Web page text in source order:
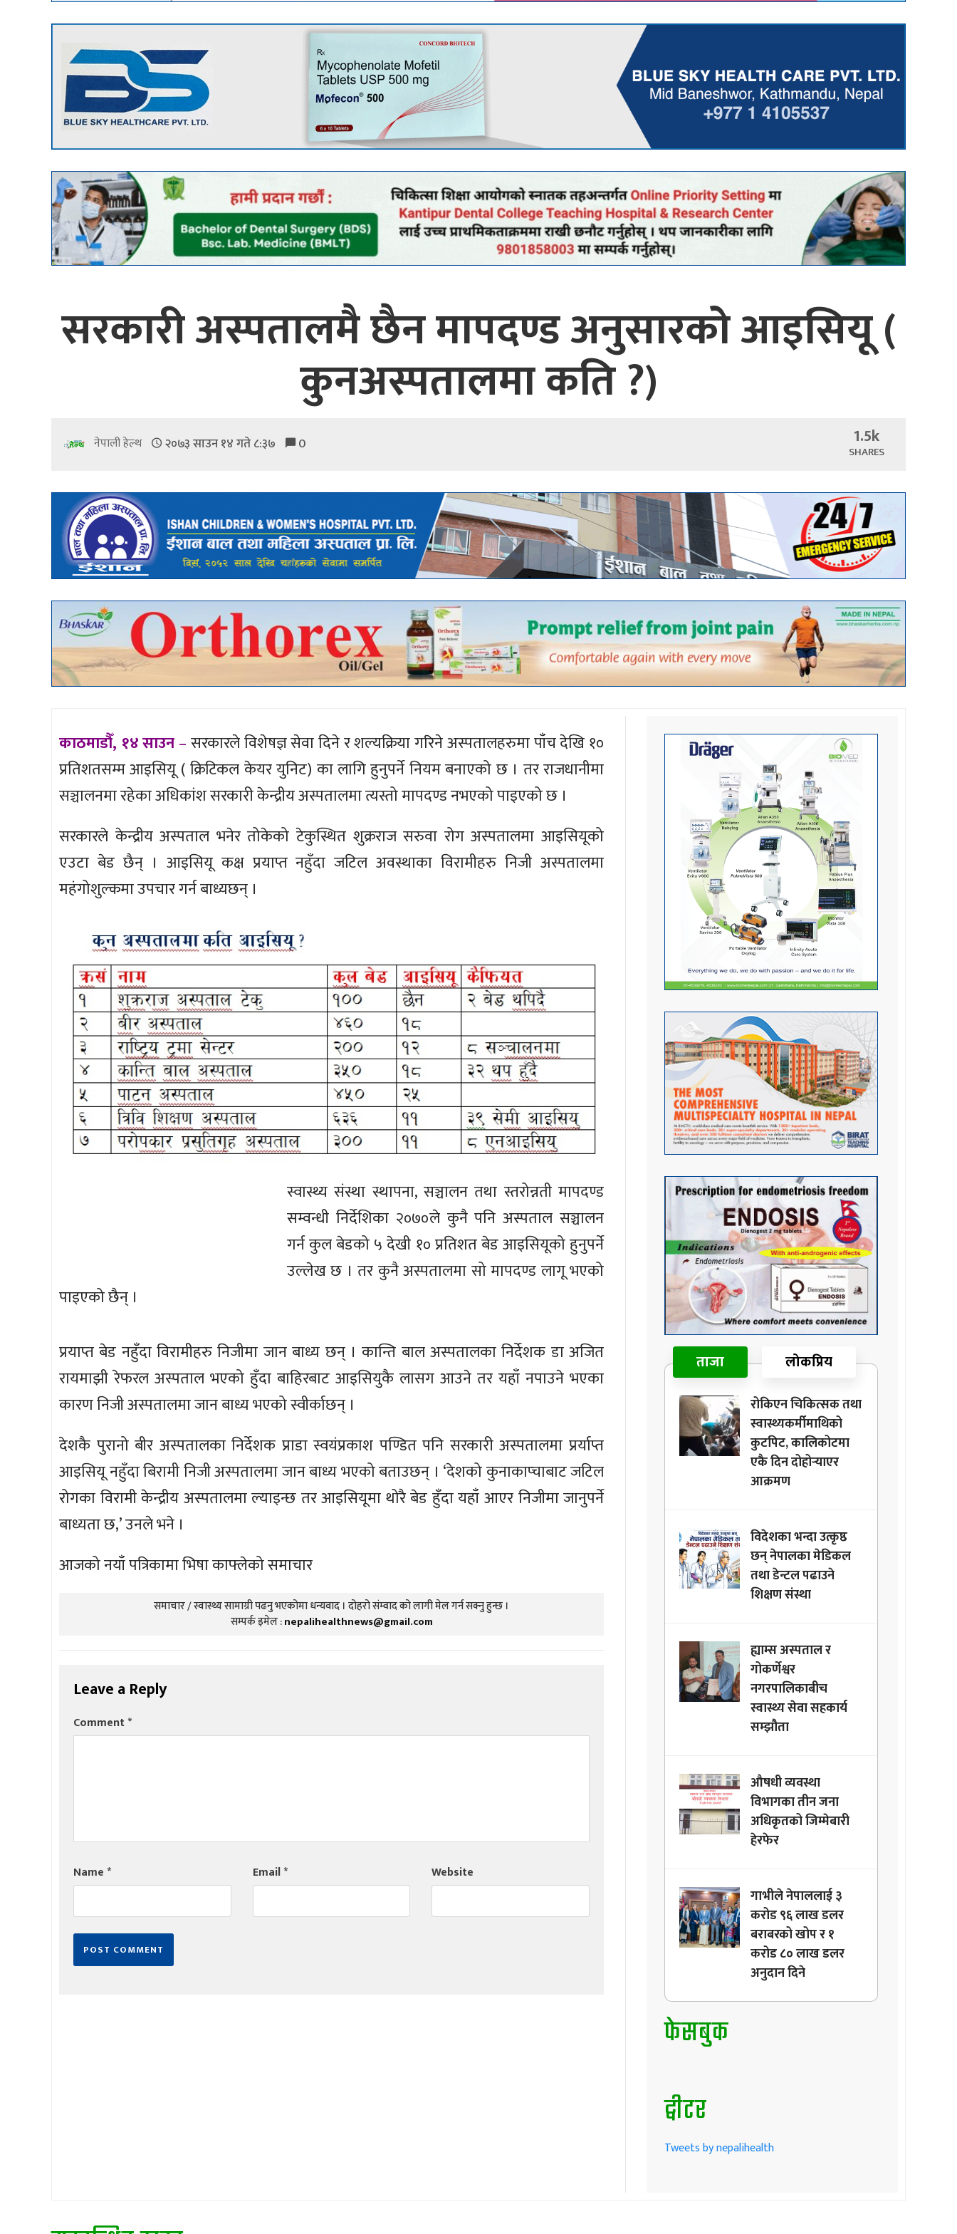
सरकारी अस्पतालमै छैन मापदण्ड अनुसारको आइसियू (
कुनअस्पतालमा कति ?)
नेपाली हेल्थ २०७३ साउन १४ गते ८:३७ 0 1.5k
SHARES
काठमाडौँ, १४ साउन–सरकारले विशेषज्ञ सेवा दिने र शल्यक्रिया गरिने अस्पतालहरुमा पाँच देखि १०
प्रतिशतसम्म आइसियू ( क्रिटिकल केयर युनिट) का लागि हुनुपर्ने नियम बनाएको छ । तर राजधानीमा
सञ्चालनमा रहेका अधिकांश सरकारी केन्द्रीय अस्पतालमा त्यस्तो मापदण्ड नभएको पाइएको छ ।
सरकारले केन्द्रीय अस्पताल भनेर तोकेको टेकुस्थित शुक्रराज सरुवा रोग अस्पतालमा आइसियूको
एउटा बेड छैन् । आइसियू कक्ष प्रयाप्त नहुँदा जटिल अवस्थाका विरामीहरु निजी अस्पतालमा
महंगोशुल्कमा उपचार गर्न बाध्यछन् ।
स्वास्थ्य संस्था स्थापना, सञ्चालन तथा स्तरोन्नती मापदण्ड
सम्वन्धी निर्देशिका २०७०ले कुनै पनि अस्पताल सञ्चालन
गर्न कुल बेडको ५ देखी १० प्रतिशत बेड आइसियूको हुनुपर्ने
उल्लेख छ । तर कुनै अस्पतालमा सो मापदण्ड लागू भएको
पाइएको छैन् ।
प्रयाप्त बेड नहुँदा विरामीहरु निजीमा जान बाध्य छन् । कान्ति बाल अस्पतालका निर्देशक डा अजित
रायमाझी रेफरल अस्पताल भएको हुँदा बाहिरबाट आइसियुकै लासग आउने तर यहाँ नपाउने भएका
कारण निजी अस्पतालमा जान बाध्य भएको स्वीर्काछन् ।
देशकै पुरानो बीर अस्पतालका निर्देशक प्राडा स्वयंप्रकाश पण्डित पनि सरकारी अस्पतालमा प्रर्याप्त
आइसियू नहुँदा बिरामी निजी अस्पतालमा जान बाध्य भएको बताउछन् । ‘देशको कुनाकाप्चाबाट जटिल
रोगका विरामी केन्द्रीय अस्पतालमा ल्याइन्छ तर आइसियूमा थोरै बेड हुँदा यहाँ आएर निजीमा जानुपर्ने
बाध्यता छ,’ उनले भने ।
आजको नयाँ पत्रिकामा भिषा काफ्लेको समाचार
समाचार / स्वास्थ्य सामाग्री पढनु भएकोमा धन्यवाद । दोहरो संम्वाद को लागी मेल गर्न सक्नु हुन्छ ।
सम्पर्क इमेल :nepalihealthnews@gmail.com
Leave a Reply
Comment*
Name* Email* Website
ताजा लोकप्रिय
रोकिएन चिकित्सक तथा
स्वास्थ्यकर्मीमाथिको
कुटपिट, कालिकोटमा
एकै दिन दोहोर्‍याएर
आक्रमण
विदेशका भन्दा उत्कृष्ठ
छन् नेपालका मेडिकल
तथा डेन्टल पढाउने
शिक्षण संस्था
ह्याम्स अस्पताल र
गोकर्णेश्वर
नगरपालिकाबीच
स्वास्थ्य सेवा सहकार्य
सम्झौता
औषधी व्यवस्था
विभागका तीन जना
अधिकृतको जिम्मेबारी
हेरफेर
गाभीले नेपाललाई ३
करोड ९६ लाख डलर
बराबरको खोप र १
करोड ८० लाख डलर
अनुदान दिने
फेसबुक
ट्वीटर
Tweets by nepalihealth